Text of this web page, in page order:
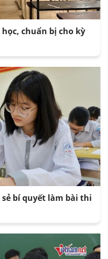
chuẩn bị cho kỳ
bí quyết làm bài thi